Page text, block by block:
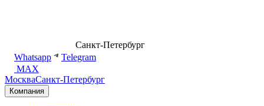
Санкт-Петербург
Whatsapp
Telegram
MAX
МоскваСанкт-Петербург
Компания